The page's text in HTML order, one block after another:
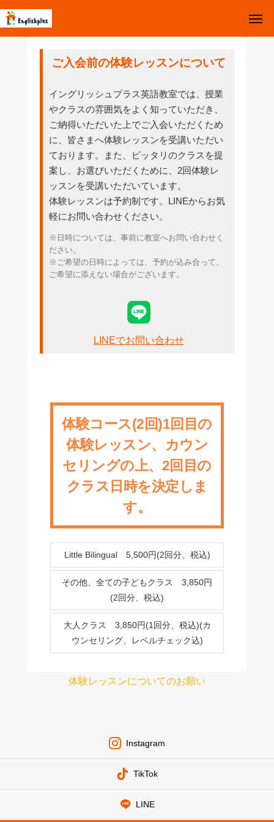
ご入会前の体験レッスンについて
イングリッシュプラス英語教室では、授業
やクラスの雰囲気をよく知っていただき、
ご納得いただいた上でご入会いただくため
に、皆さまへ体験レッスンを受講いただい
ております。また、ピッタリのクラスを提
案し、お選びいただくために、2回体験レ
ッスンを受講いただいています。
体験レッスンは予約制です。LINEからお気
軽にお問い合わせください。
※日時については、事前に教室へお問い合わせく
ださい。
※ご希望の日時によっては、予約が込み合って、
ご希望に添えない場合がございます。
LINEでお問い合わせ
体験コース(2回)1回目の
体験レッスン、カウン
セリングの上、2回目の
クラス日時を決定しま
す。
Little Bilingual 5,500円(2回分、税込)
その他、全ての子どもクラス 3,850円
(2回分、税込)
大人クラス 3,850円(1回分、税込)(カ
ウンセリング、レベルチェック込)
体験レッスンについてのお願い
Instagram
TikTok
LINE
体験レッスン受付中
イングリッシュプラスとは
クラスについて
Q&A
スケジュール
イベント